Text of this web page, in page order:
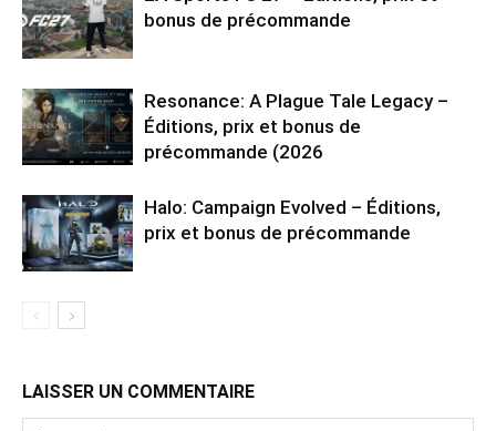
bonus de précommande
Resonance: A Plague Tale Legacy –
Éditions, prix et bonus de
précommande (2026
Halo: Campaign Evolved – Éditions,
prix et bonus de précommande
LAISSER UN COMMENTAIRE